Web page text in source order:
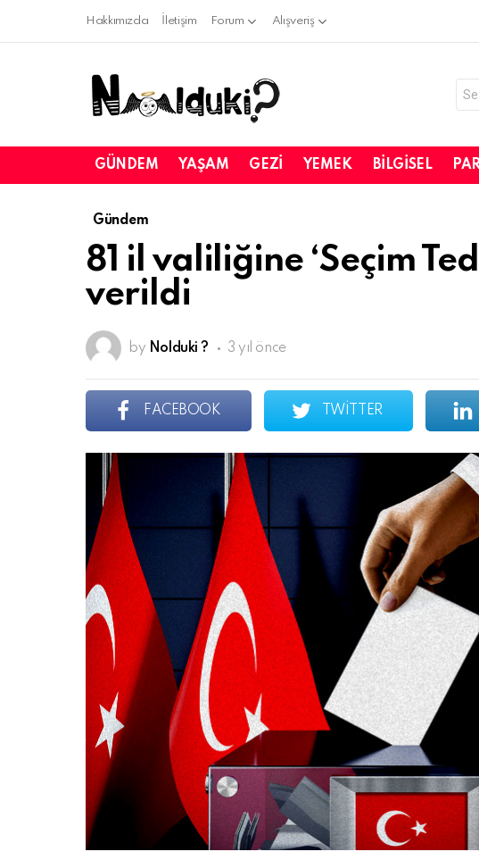
Hakkımızda İletişim Forum Alışveriş
for:
GÜNDEM YAŞAM GEZI YEMEK BILGISEL
Gündem
81 il valiliğine ‘Seçim
verildi
by Nolduki ? 3 yıl önce
FACEBOOK TWITTER